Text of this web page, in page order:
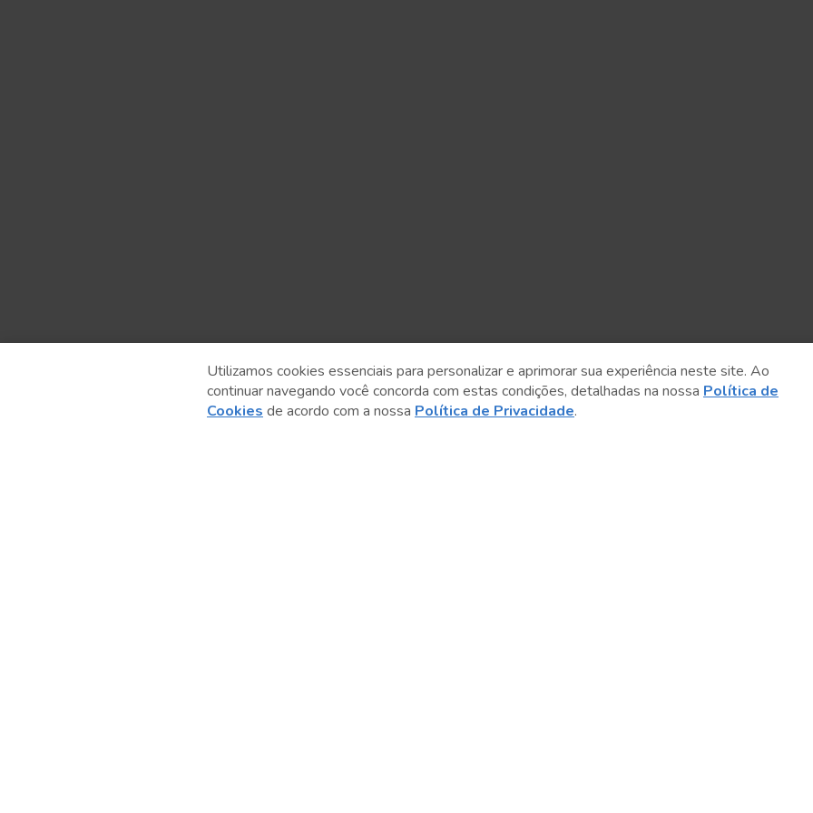
Anterior
Utilizamos cookies essenciais para personalizar e aprimorar sua experiência neste site. Ao
continuar navegando você concorda com estas condições, detalhadas na nossa Política de
Cookies de acordo com a nossa Política de Privacidade.